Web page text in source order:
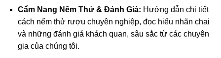
Cẩm Nang Nếm Thử & Đánh Giá: Hướng dẫn chi tiết
cách nếm thử rượu chuyên nghiệp, đọc hiểu nhãn chai
và những đánh giá khách quan, sâu sắc từ các chuyên
gia của chúng tôi.